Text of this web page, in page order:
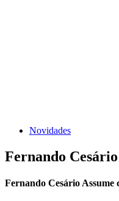
Novidades
Fernando
Fernando Cesário